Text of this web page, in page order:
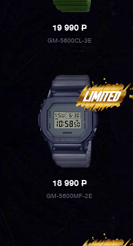
19 990P
GM-5600CL-3E
18 990P
GM-5600MF-2E